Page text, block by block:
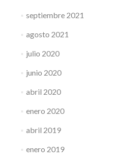
septiembre 2021
agosto 2021
julio 2020
junio 2020
abril 2020
enero 2020
abril 2019
enero 2019